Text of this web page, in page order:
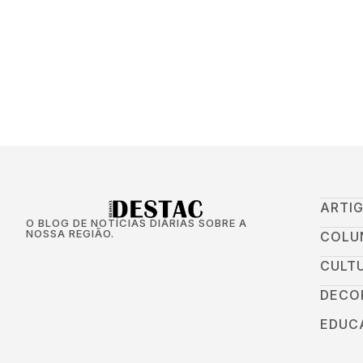
O BLOG DE NOTÍCIAS DIÁRIAS SOBRE A
NOSSA REGIÃO.